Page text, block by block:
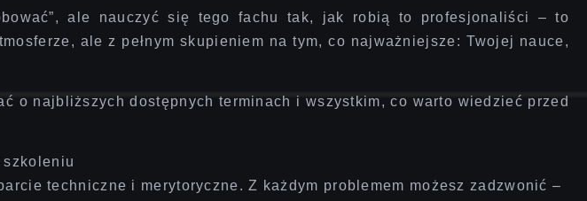
ale nauczyć się tego fachu tak, jak robią to profesjonaliści
– to
, ale z pełnym skupieniem na tym, co najważniejsze: Twojej nauce,
o najbliższych dostępnych terminach i wszystkim, co warto wiedzieć przed
szkoleniu
techniczne i merytoryczne. Z każdym problemem możesz zadzwonić –